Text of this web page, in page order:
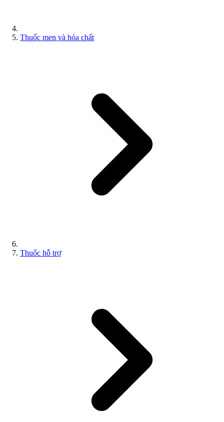
Thuốc men và hóa chất
Thuốc hỗ trợ